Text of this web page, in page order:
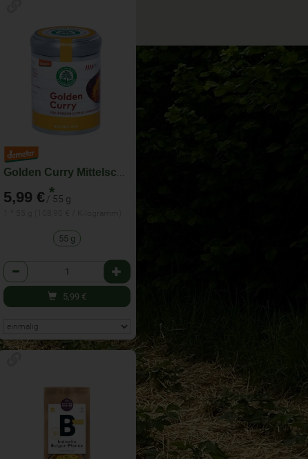
Golden Curry Mittelscharf
5,99 € *
/ 55 g
55 g
Anzahl
5,99 €